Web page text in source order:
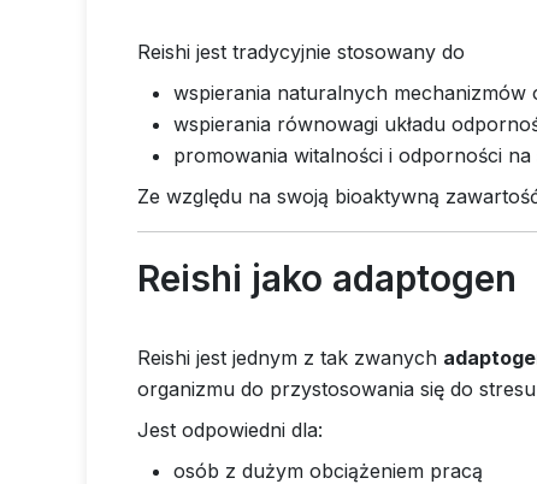
Reishi jest tradycyjnie stosowany do
wspierania naturalnych
wspierania równowagi układu
promowania witalności i odporności na
Ze względu na swoją bioaktywną
Reishi jako adaptogen
Reishi jest jednym z tak zwanych
organizmu do przystosowania się do stresu
Jest odpowiedni dla:
osób z dużym obciążeniem pracą